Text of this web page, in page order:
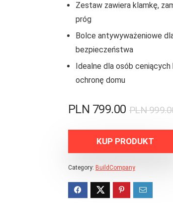
Zestaw zawiera klamkę,
próg
Bolce antywyważeniowe
bezpieczeństwa
Idealne dla osób
ochronę domu
PLN
PLN 799.00
KUP PRODUKT
Category: BuildCompany